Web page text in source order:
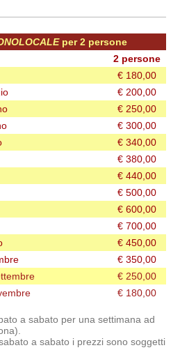
per 2 persone
2 persone
€ 180,00
€ 200,00
€ 250,00
€ 300,00
€ 340,00
€ 380,00
€ 440,00
€ 500,00
€ 600,00
€ 700,00
€ 450,00
€ 350,00
€ 250,00
€ 180,00
a sabato per una settimana ad
a sabato i prezzi sono soggetti